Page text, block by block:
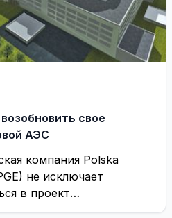
свое
АЭС
компания Polska
не исключает
в проект
электростанции